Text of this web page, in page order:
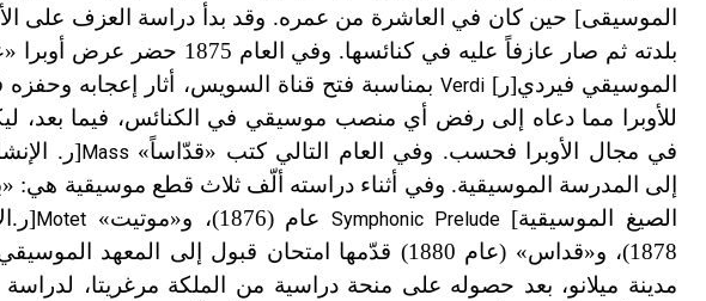
الموسيقى] حين كان في العاشرة من عمره. وقد بدأ دراسة العزف على
بلدته ثم صار عازفاً عليه في كنائسها. وفي العام 1875 حضر عرض أوبرا «عايدة»
الموسيقي فيردي[ر]Verdi بمناسبة فتح قناة السويس، أثار إعجابه
للأوبرا مما دعاه إلى رفض أي منصب موسيقي في الكنائس، فيما بعد،
في مجال الأوبرا فحسب. وفي العام التالي كتب «قدّاساً» Mass[ر.
إلى المدرسة الموسيقية. وفي أثناء دراسته ألّف ثلاث قطع موسيقية هي:
الصيغ الموسيقية]Symphonic Preludeعام (1876)، و «موتيت» Motet
1878)، و
«
قداس» (عام 1880) قدّمها امتحان قبول إلى المعهد
مدينة ميلانو، بعد حصوله على منحة دراسية من الملكة مرغريتا، لدراسة